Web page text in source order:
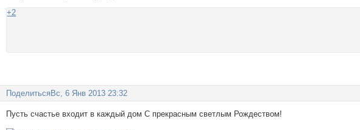
+2
Поделиться Вс, 6 Янв 2013 23:32
Пусть счастье входит в каждый дом С прекрасным светлым Рождеством!